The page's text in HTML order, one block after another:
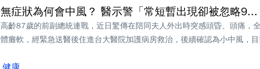
無症狀為何會中風？ 醫示警「常短暫出現卻被忽略9...
高齡87歲的前副總統連戰，近日驚傳在陪同夫人外出時突感頭昏、頭痛，
體癱軟，經緊急送醫後住進台大醫院加護病房救治，後續確認為小中風，